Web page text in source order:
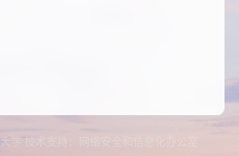
学 技术支持：网络安全和信息化办公室